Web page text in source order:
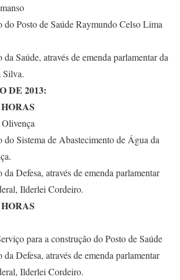
do Posto de Saúde Raymundo Celso Lima
Saúde, através de emenda parlamentar da
Silva.
DE 2013:
do Sistema de Abastecimento de Água da
Defesa, através de emenda parlamentar
Ilderlei Cordeiro.
para a construção do Posto de Saúde
Defesa, através de emenda parlamentar
Ilderlei Cordeiro.